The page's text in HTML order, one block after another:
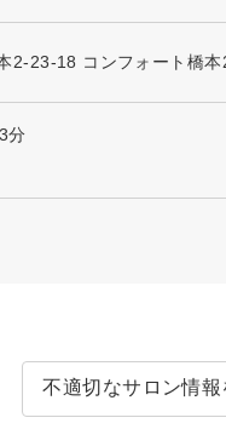
2-23-18 コンフォート橋本
分
不適切なサロン情報